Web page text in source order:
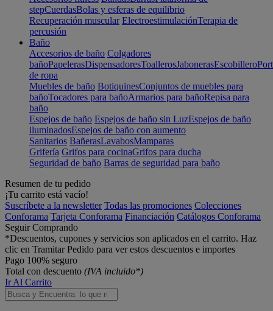
stepCuerdasBolas y esferas de equilibrio
Recuperación muscular ElectroestimulaciónTerapia de
percusión
Baño
Accesorios de baño Colgadores
bañoPapelerasDispensadoresToallerosJabonerasEscobillero
de ropa
Muebles de baño BotiquinesConjuntos de muebles para
bañoTocadores para bañoArmarios para bañoRepisa para
baño
Espejos de baño Espejos de baño sin LuzEspejos de baño
iluminadosEspejos de baño con aumento
Sanitarios BañerasLavabosMamparas
Grifería Grifos para cocinaGrifos para ducha
Seguridad de baño Barras de seguridad para baño
Resumen de tu pedido
¡Tu carrito está vacío!
Suscríbete a la newsletter Todas las promociones Colecciones
Conforama Tarjeta Conforama Financiación Catálogos Conforama
Seguir Comprando
*Descuentos, cupones y servicios son aplicados en el carrito. Haz
clic en Tramitar Pedido para ver estos descuentos e importes
Pago 100% seguro
Total con descuento (IVA incluido*)
Ir Al Carrito